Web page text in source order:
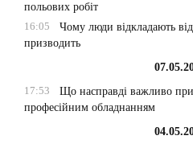
польових робіт
16:05
Чому люди відкладають
призводить
17:53
Що насправді важливо
професійним обладнанням